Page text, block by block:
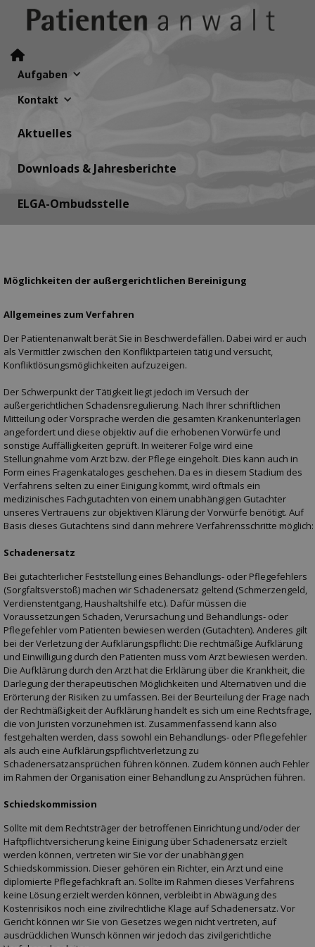
Aufgaben
Kontakt
Aktuelles
Downloads & Jahresberichte
ELGA-Ombudsstelle
Möglichkeiten der außergerichtlichen Bereinigung
Allgemeines zum Verfahren
Der Patientenanwalt berät Sie in Beschwerdefällen. Dabei wird er auch
als Vermittler zwischen den Konfliktparteien tätig und versucht,
Konfliktlösungsmöglichkeiten aufzuzeigen.
Der Schwerpunkt der Tätigkeit liegt jedoch im Versuch der
außergerichtlichen Schadensregulierung. Nach Ihrer schriftlichen
Mitteilung oder Vorsprache werden die gesamten Krankenunterlagen
angefordert und diese objektiv auf die erhobenen Vorwürfe und
sonstige Auffälligkeiten geprüft. In weiterer Folge wird eine
Stellungnahme vom Arzt bzw. der Pflege eingeholt. Dies kann auch in
Form eines Fragenkataloges geschehen. Da es in diesem Stadium des
Verfahrens selten zu einer Einigung kommt, wird oftmals ein
medizinisches Fachgutachten von einem unabhängigen Gutachter
unseres Vertrauens zur objektiven Klärung der Vorwürfe benötigt. Auf
Basis dieses Gutachtens sind dann mehrere Verfahrensschritte möglich:
Schadenersatz
Bei gutachterlicher Feststellung eines Behandlungs- oder Pflegefehlers
(Sorgfaltsverstoß) machen wir Schadenersatz geltend (Schmerzengeld,
Verdienstentgang, Haushaltshilfe etc.). Dafür müssen die
Voraussetzungen Schaden, Verursachung und Behandlungs- oder
Pflegefehler vom Patienten bewiesen werden (Gutachten). Anderes gilt
bei der Verletzung der Aufklärungspflicht: Die rechtmäßige Aufklärung
und Einwilligung durch den Patienten muss vom Arzt bewiesen werden.
Die Aufklärung durch den Arzt hat die Erklärung über die Krankheit, die
Darlegung der therapeutischen Möglichkeiten und Alternativen und die
Erörterung der Risiken zu umfassen. Bei der Beurteilung der Frage nach
der Rechtmäßigkeit der Aufklärung handelt es sich um eine Rechtsfrage,
die von Juristen vorzunehmen ist. Zusammenfassend kann also
festgehalten werden, dass sowohl ein Behandlungs- oder Pflegefehler
als auch eine Aufklärungspflichtverletzung zu
Schadenersatzansprüchen führen können. Zudem können auch Fehler
im Rahmen der Organisation einer Behandlung zu Ansprüchen führen.
Schiedskommission
Sollte mit dem Rechtsträger der betroffenen Einrichtung und/oder der
Haftpflichtversicherung keine Einigung über Schadenersatz erzielt
werden können, vertreten wir Sie vor der unabhängigen
Schiedskommission. Dieser gehören ein Richter, ein Arzt und eine
diplomierte Pflegefachkraft an. Sollte im Rahmen dieses Verfahrens
keine Lösung erzielt werden können, verbleibt in Abwägung des
Kostenrisikos noch eine zivilrechtliche Klage auf Schadenersatz. Vor
Gericht können wir Sie von Gesetzes wegen nicht vertreten, auf
ausdrücklichen Wunsch können wir jedoch das zivilgerichtliche